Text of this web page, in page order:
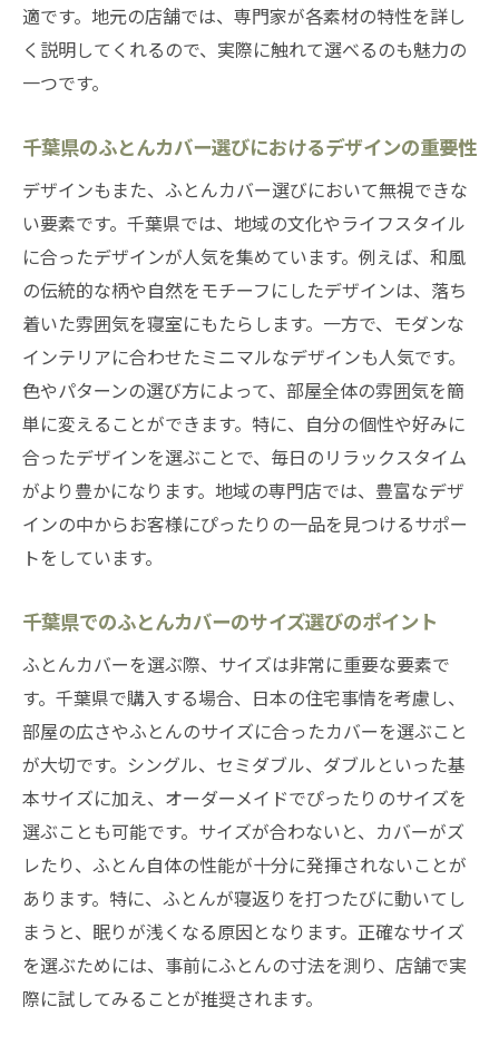
適です。地元の店舗では、専門家が各素材の特性を詳し
く説明してくれるので、実際に触れて選べるのも魅力の
一つです。
千葉県のふとんカバー選びにおけるデザインの重要性
デザインもまた、ふとんカバー選びにおいて無視できな
い要素です。千葉県では、地域の文化やライフスタイル
に合ったデザインが人気を集めています。例えば、和風
の伝統的な柄や自然をモチーフにしたデザインは、落ち
着いた雰囲気を寝室にもたらします。一方で、モダンな
インテリアに合わせたミニマルなデザインも人気です。
色やパターンの選び方によって、部屋全体の雰囲気を簡
単に変えることができます。特に、自分の個性や好みに
合ったデザインを選ぶことで、毎日のリラックスタイム
がより豊かになります。地域の専門店では、豊富なデザ
インの中からお客様にぴったりの一品を見つけるサポー
トをしています。
千葉県でのふとんカバーのサイズ選びのポイント
ふとんカバーを選ぶ際、サイズは非常に重要な要素で
す。千葉県で購入する場合、日本の住宅事情を考慮し、
部屋の広さやふとんのサイズに合ったカバーを選ぶこと
が大切です。シングル、セミダブル、ダブルといった基
本サイズに加え、オーダーメイドでぴったりのサイズを
選ぶことも可能です。サイズが合わないと、カバーがズ
レたり、ふとん自体の性能が十分に発揮されないことが
あります。特に、ふとんが寝返りを打つたびに動いてし
まうと、眠りが浅くなる原因となります。正確なサイズ
を選ぶためには、事前にふとんの寸法を測り、店舗で実
際に試してみることが推奨されます。